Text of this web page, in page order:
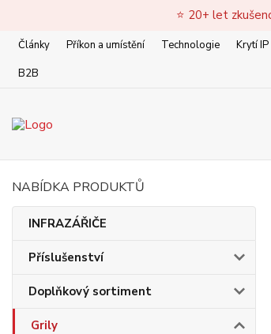
⭐ 20+ let
Články Příkon a umístění Technologie Krytí IP
B2B
NABÍDKA PRODUKTŮ
INFRAZÁŘIČE
Příslušenství
Doplňkový sortiment
Grily